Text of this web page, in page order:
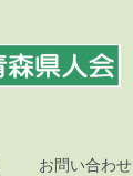
お問い合わせ